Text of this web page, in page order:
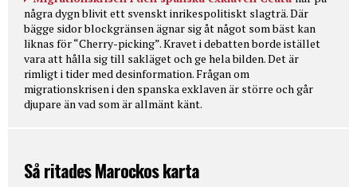
några dygn blivit ett svenskt inrikespolitiskt slagträ. Där
bägge sidor blockgränsen ägnar sig åt något som bäst kan
liknas för “Cherry-picking”. Kravet i debatten borde istället
vara att hålla sig till sakläget och ge hela bilden. Det är
rimligt i tider med desinformation. Frågan om
migrationskrisen i den spanska exklaven är större och går
djupare än vad som är allmänt känt.
Så ritades Marockos karta